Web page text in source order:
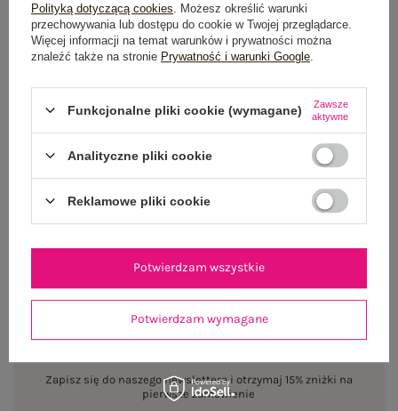
GŁÓWNE PARAMETRY
WYSYŁKA I DOSTAWA
ZWROTY I REKLAMACJE
NEWSLETTER
Zapisz się do naszego newslettera i otrzymaj 15% zniżki na
pierwsze zamówienie
Polityką dotyczącą cookies . Możesz określić warunki
przechowywania lub dostępu do cookie w Twojej przeglądarce.
Więcej informacji na temat warunków i prywatności można
znaleźć także na stronie Prywatność i warunki Google
Funkcjonalne pliki cookie (wymagane)
Zawsze
aktywne
Analityczne pliki cookie
Reklamowe pliki cookie
Potwierdzam wymagane
Potwierdzam wszystkie